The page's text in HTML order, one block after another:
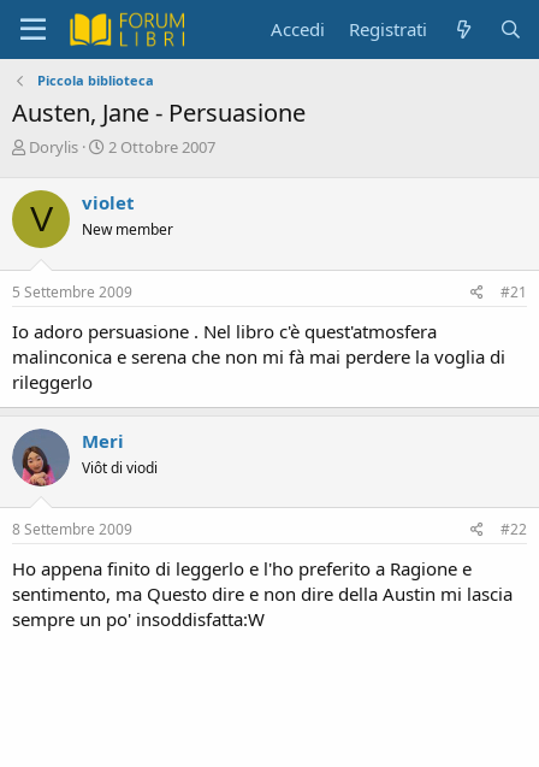
Accedi Registrati
Piccola biblioteca
Austen, Jane - Persuasione
C
e
a
o
r
e
i
s
c
u
s
s
i
o
n
e
Dorylis
D
a
d
i
n
z
i
2 Ottobre 2007
V violet
New member
5 Settembre 2009 #21
Io adoro persuasione . Nel libro c'è quest'atmosfera
malinconica e serena che non mi fà mai perdere la voglia di
rileggerlo
Meri
Viôt di viodi
8 Settembre 2009 #22
Ho appena finito di leggerlo e l'ho preferito a Ragione e
sentimento, ma Questo dire e non dire della Austin mi lascia
sempre un po' insoddisfatta:W